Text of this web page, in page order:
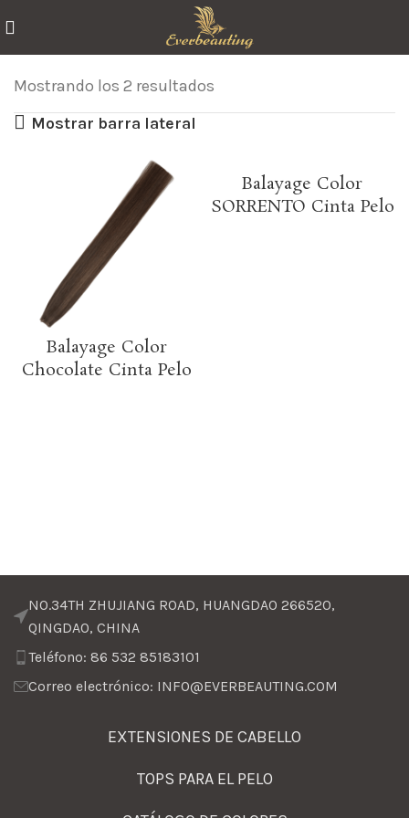
Mostrando los 2 resultados
Mostrar barra lateral
Balayage Color
Chocolate Cinta Pelo
Balayage Color
SORRENTO Cinta Pelo
NO.34TH ZHUJIANG ROAD, HUANGDAO 266520,
QINGDAO, CHINA
Teléfono: 86 532 85183101
Correo electrónico: INFO@EVERBEAUTING.COM
EXTENSIONES DE CABELLO
TOPS PARA EL PELO